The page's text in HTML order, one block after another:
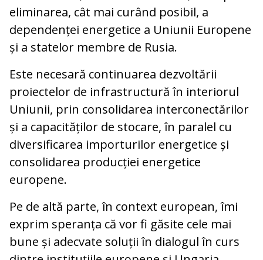
eliminarea, cât mai curând posibil, a
dependenței energetice a Uniunii Europene
și a statelor membre de Rusia.
Este necesară continuarea dezvoltării
proiectelor de infrastructură în interiorul
Uniunii, prin consolidarea interconectărilor
și a capacităților de stocare, în paralel cu
diversificarea importurilor energetice și
consolidarea producției energetice
europene.
Pe de altă parte, în context european, îmi
exprim speranța că vor fi găsite cele mai
bune și adecvate soluții în dialogul în curs